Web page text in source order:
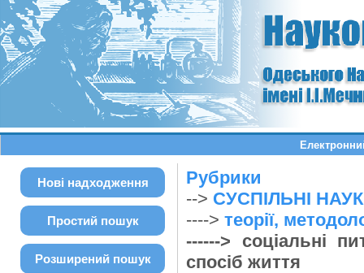
Нові надходження
Простий пошук
Розширений пошук
Рубрики
--> СУСПІЛЬНІ
----> теорії,
------> соціальні
спосіб життя